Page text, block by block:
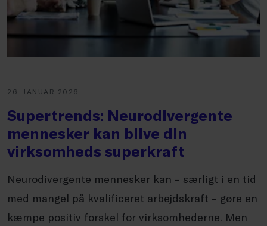
26. JANUAR 2026
Supertrends: Neurodivergente
mennesker kan blive din
virksomheds superkraft
Neurodivergente mennesker kan – særligt i en tid
med mangel på kvalificeret arbejdskraft – gøre en
kæmpe positiv forskel for virksomhederne. Men